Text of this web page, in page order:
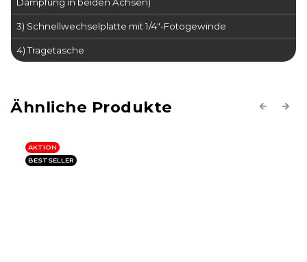
Dämpfung in beiden Achsen)
3) Schnellwechselplatte mit 1/4"-Fotogewinde
4) Tragetasche
Previous
AKTION
BESTSELLER
Next